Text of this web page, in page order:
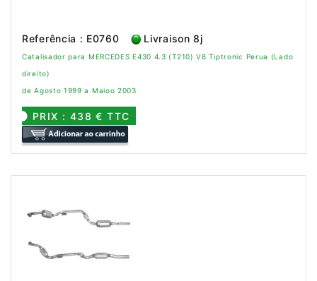
Referência : E0760 Livraison 8j
Catalisador para MERCEDES E430 4.3 (T210) V8 Tiptronic Perua (Lado
direito)
de Agosto 1999 a Maioo 2003
PRIX : 438 € TTC